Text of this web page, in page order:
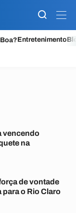
Entretenimento
vencendo
na
de vontade
para o Rio Claro